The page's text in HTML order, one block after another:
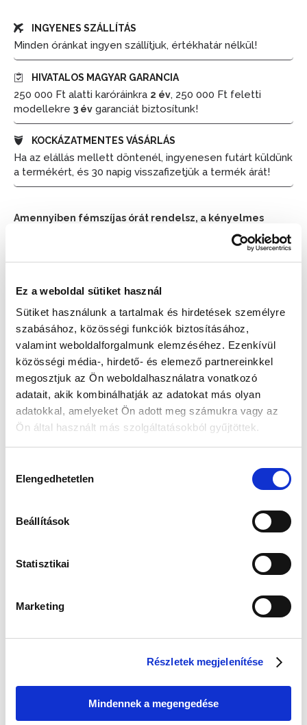
Ez a weboldal sütiket használ
Sütiket használunk a tartalmak és hirdetések személyre
szabásához, közösségi funkciók biztosításához,
valamint weboldalforgalmunk elemzéséhez. Ezenkívül
közösségi média-, hirdető- és elemező partnereinkkel
megosztjuk az Ön weboldalhasználatra vonatkozó
adatait, akik kombinálhatják az adatokat más olyan
adatokkal, amelyeket Ön adott meg számukra vagy az
Ön által használt más szolgáltatásokból gyűjtöttek.
kiválasztása
Elengedhetetlen
Beállítások
Statisztikai
Marketing
Részletek megjelenítése
Mindennek a megengedése
INGYENES SZÁLLÍTÁS
Minden óránkat ingyen szállítjuk, értékhatár nélkül!
HIVATALOS MAGYAR GARANCIA
250 000 Ft alatti karóráinkra 2 év, 250 000 Ft feletti
modellekre 3 év garanciát biztosítunk!
KOCKÁZATMENTES VÁSÁRLÁS
Ha az elállás mellett döntenél, ingyenesen futárt küldünk
a termékért, és 30 napig visszafizetjük a termék árát!
Amennyiben fémszíjas órát rendelsz, a kényelmes
viselet érdekében méretre igazítjuk azt. Kérjük, hogy a
pontos csuklóméretet a rendelésnél a megjegyzések
részben tüntesd fel.
📦 Ha most rendelsz, a szállítás várható napja:
2026.
Készleten:RAKTÁRON
52 990 Ft 46 366 Ft
Az elmúlt 30 nap legjobb ára: 46 366 Ft
Biztonságos